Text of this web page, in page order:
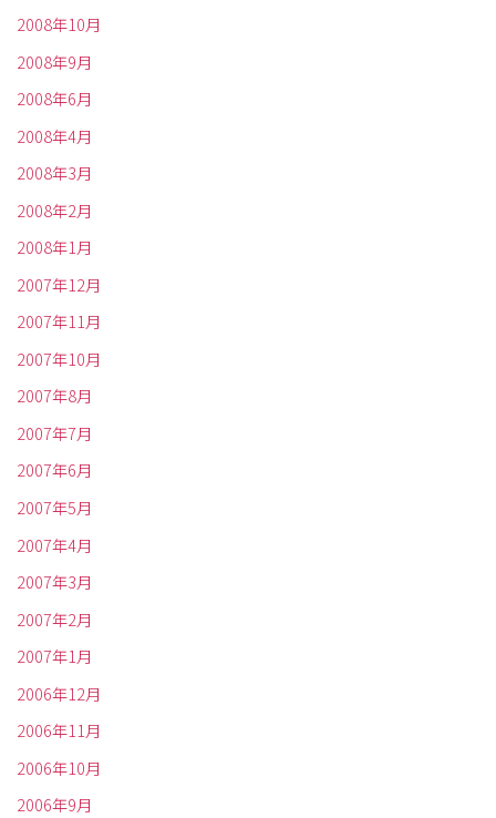
2008年10月
2008年9月
2008年6月
2008年4月
2008年3月
2008年2月
2008年1月
2007年12月
2007年11月
2007年10月
2007年8月
2007年7月
2007年6月
2007年5月
2007年4月
2007年3月
2007年2月
2007年1月
2006年12月
2006年11月
2006年10月
2006年9月